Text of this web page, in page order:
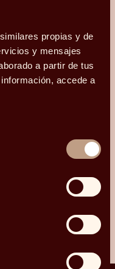
propias y de
y mensajes
a partir de tus
accede a
os he conocido
con nosotros?
*.